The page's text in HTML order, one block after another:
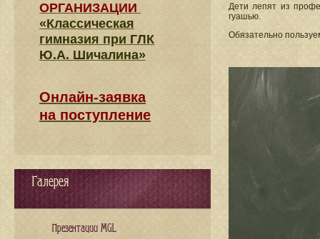
Дети лепят из
гуашью.
Обязательно
ОРГАНИЗАЦИИ
«Классическая
гимназия при ГЛК
Ю.А. Шичалина»
Онлайн-заявка
на поступление
Галерея
Презентации MGL